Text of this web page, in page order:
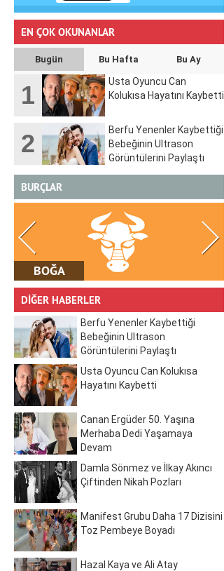
EN ÇOK OKUNANLAR
Bugün Bu Hafta Bu Ay
1
Usta Oyuncu Can
Kolukısa Hayatını Kaybetti
2
Berfu Yenenler Kaybettiği
Bebeğinin Ultrason
Görüntülerini Paylaştı
BURÇLAR
İKİZLER
DİĞER HABERLER
Berfu Yenenler Kaybettiği
Bebeğinin Ultrason
Görüntülerini Paylaştı
Usta Oyuncu Can Kolukısa
Hayatını Kaybetti
Canan Ergüder 50. Yaşına
Merhaba Dedi Yaşamaya
Devam
Damla Sönmez ve İlkay Akıncı
Çiftinden Nikah Pozları
Manifest Grubu Daha 17 Dizisini
Toz Pembeye Boyadı
Hazal Kaya ve Ali Atay